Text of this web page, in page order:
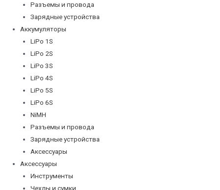
Разъемы и провода
Зарядные устройства
Аккумуляторы
LiPo 1S
LiPo 2S
LiPo 3S
LiPo 4S
LiPo 5S
LiPo 6S
NiMH
Разъемы и провода
Зарядные устройства
Аксессуары
Аксессуары
Инструменты
Чехлы и сумки